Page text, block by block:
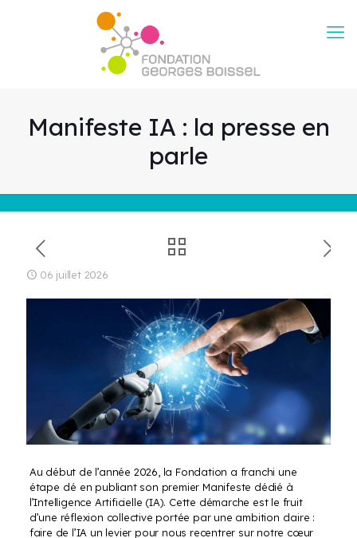
Manifeste IA : la presse en
parle
06 juillet 2026
Au début de l’année 2026, la Fondation a franchi une
étape clé en publiant son premier Manifeste dédié à
l’Intelligence Artificielle (IA). Cette démarche est le fruit
d’une réflexion collective portée par une ambition claire :
faire de l’IA un levier pour nous recentrer sur notre cœur